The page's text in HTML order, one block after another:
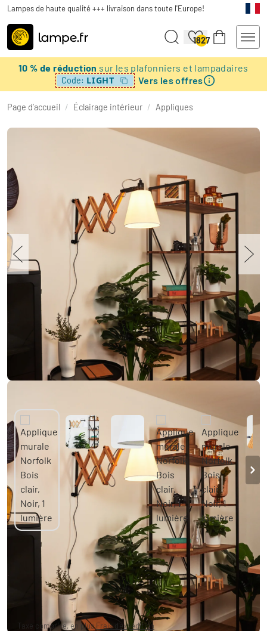
Lampes de haute qualité +++ livraison dans toute l'Europe!
1827
10 % de réduction sur les plafonniers et lampadaires
Code: LIGHT Vers les offres
Page d’accueil / Éclairage intérieur / Appliques
Applique murale Norfolk Bois clair, Noir, 1
lumière
107,99 €
Taxe comprise, en plusFrais d'expédition